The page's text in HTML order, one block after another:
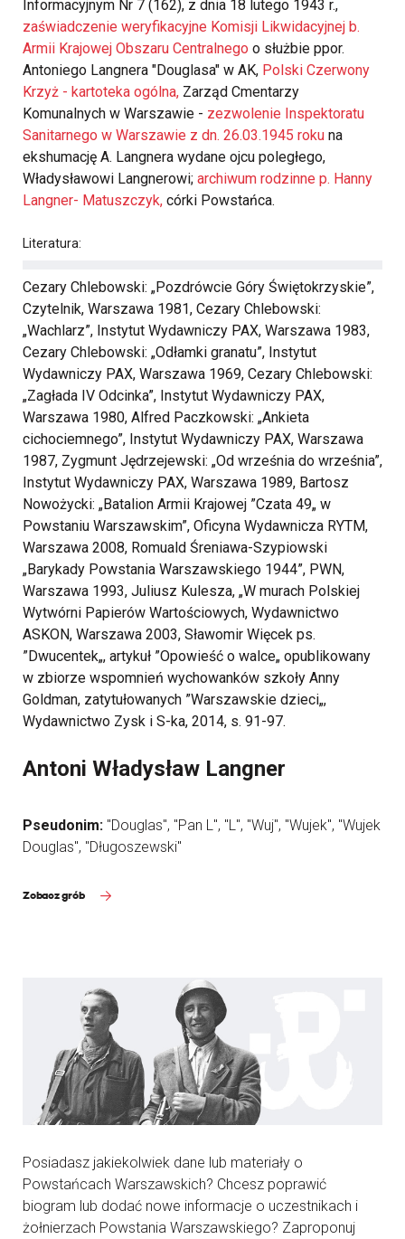
Informacyjnym Nr 7 (162), z dnia 18 lutego 1943 r.,
zaświadczenie weryfikacyjne Komisji Likwidacyjnej b.
Armii Krajowej Obszaru Centralnego o służbie ppor.
Antoniego Langnera "Douglasa" w AK, Polski Czerwony
Krzyż - kartoteka ogólna, Zarząd Cmentarzy
Komunalnych w Warszawie - zezwolenie Inspektoratu
Sanitarnego w Warszawie z dn. 26.03.1945 roku na
ekshumację A. Langnera wydane ojcu poległego,
Władysławowi Langnerowi; archiwum rodzinne p. Hanny
Langner- Matuszczyk, córki Powstańca.
Literatura:
Cezary Chlebowski: „Pozdrówcie Góry Świętokrzyskie”,
Czytelnik, Warszawa 1981, Cezary Chlebowski:
„Wachlarz”, Instytut Wydawniczy PAX, Warszawa 1983,
Cezary Chlebowski: „Odłamki granatu”, Instytut
Wydawniczy PAX, Warszawa 1969, Cezary Chlebowski:
„Zagłada IV Odcinka”, Instytut Wydawniczy PAX,
Warszawa 1980, Alfred Paczkowski: „Ankieta
cichociemnego”, Instytut Wydawniczy PAX, Warszawa
1987, Zygmunt Jędrzejewski: „Od września do września”,
Instytut Wydawniczy PAX, Warszawa 1989, Bartosz
Nowożycki: „Batalion Armii Krajowej ”Czata 49„ w
Powstaniu Warszawskim”, Oficyna Wydawnicza RYTM,
Warszawa 2008, Romuald Śreniawa-Szypiowski
„Barykady Powstania Warszawskiego 1944”, PWN,
Warszawa 1993, Juliusz Kulesza, „W murach Polskiej
Wytwórni Papierów Wartościowych, Wydawnictwo
ASKON, Warszawa 2003, Sławomir Więcek ps.
”Dwucentek„, artykuł ”Opowieść o walce„ opublikowany
w zbiorze wspomnień wychowanków szkoły Anny
Goldman, zatytułowanych ”Warszawskie dzieci„,
Wydawnictwo Zysk i S-ka, 2014, s. 91-97.
Antoni Władysław Langner
Pseudonim: "Douglas", "Pan L", "L", "Wuj", "Wujek", "Wujek
Douglas", "Długoszewski"
Zobacz grób
Posiadasz jakiekolwiek dane lub materiały o
Powstańcach Warszawskich? Chcesz poprawić
biogram lub dodać nowe informacje o uczestnikach i
żołnierzach Powstania Warszawskiego? Zaproponuj